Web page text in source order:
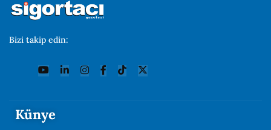
Bizi takip edin:
Künye